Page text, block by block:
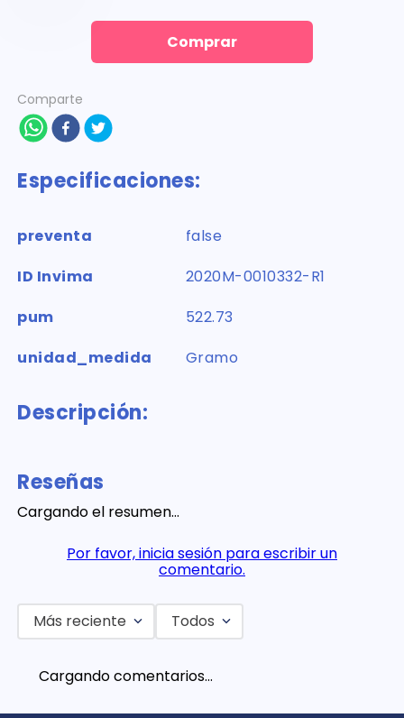
Comprar
Comparte
Especificaciones:
preventa
false
ID Invima
2020M-0010332-R1
pum
522.73
unidad_medida
Gramo
Descripción:
Reseñas
Cargando el resumen…
Por favor, inicia sesión para escribir un
comentario.
Más reciente Todos
Cargando comentarios…